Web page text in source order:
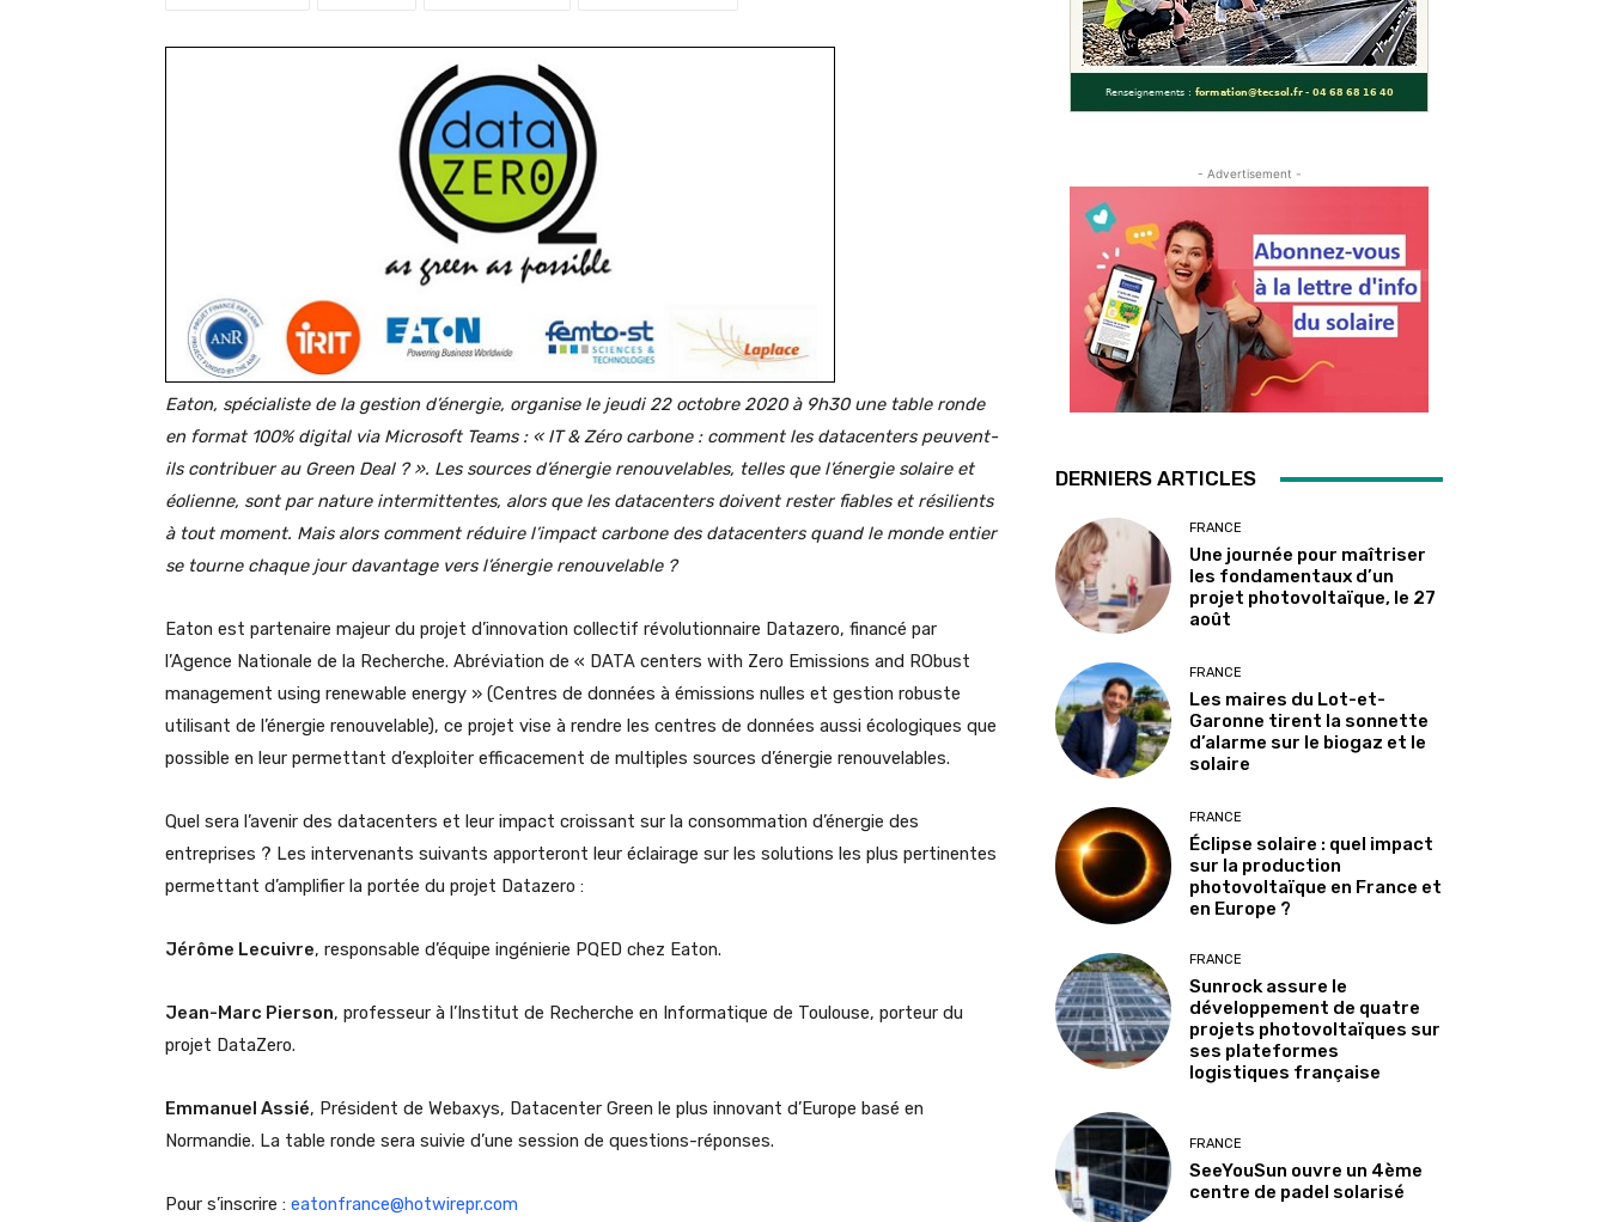
Eaton, spécialiste de la gestion d’énergie, organise le jeudi 22 octobre 2020 à 9h30 une table ronde
en format 100% digital via Microsoft Teams : « IT & Zéro carbone : comment les datacenters peuvent-
ils contribuer au Green Deal ? ». Les sources d’énergie renouvelables, telles que l’énergie solaire et
éolienne, sont par nature intermittentes, alors que les datacenters doivent rester fiables et résilients
à tout moment. Mais alors comment réduire l’impact carbone des datacenters quand le monde entier
se tourne chaque jour davantage vers l’énergie renouvelable ?
Eaton est partenaire majeur du projet d’innovation collectif révolutionnaire Datazero, financé par
l’Agence Nationale de la Recherche. Abréviation de « DATA centers with Zero Emissions and RObust
management using renewable energy » (Centres de données à émissions nulles et gestion robuste
utilisant de l’énergie renouvelable), ce projet vise à rendre les centres de données aussi écologiques que
possible en leur permettant d’exploiter efficacement de multiples sources d’énergie renouvelables.
Quel sera l’avenir des datacenters et leur impact croissant sur la consommation d’énergie des
entreprises ? Les intervenants suivants apporteront leur éclairage sur les solutions les plus pertinentes
permettant d’amplifier la portée du projet Datazero :
Jérôme Lecuivre, responsable d’équipe ingénierie PQED chez Eaton.
Jean-Marc Pierson, professeur à l’Institut de Recherche en Informatique de Toulouse, porteur du
projet DataZero.
Emmanuel Assié, Président de Webaxys, Datacenter Green le plus innovant d’Europe basé en
Normandie. La table ronde sera suivie d’une session de questions-réponses.
Pour s’inscrire : eatonfrance@hotwirepr.com
- Advertisement -
DERNIERS ARTICLES
FRANCE
Une journée pour maîtriser
les fondamentaux d’un
projet photovoltaïque, le 27
août
FRANCE
Les maires du Lot-et-
Garonne tirent la sonnette
d’alarme sur le biogaz et le
solaire
FRANCE
Éclipse solaire : quel impact
sur la production
photovoltaïque en France et
en Europe ?
FRANCE
Sunrock assure le
développement de quatre
projets photovoltaïques sur
ses plateformes
logistiques française
FRANCE
SeeYouSun ouvre un 4ème
centre de padel solarisé